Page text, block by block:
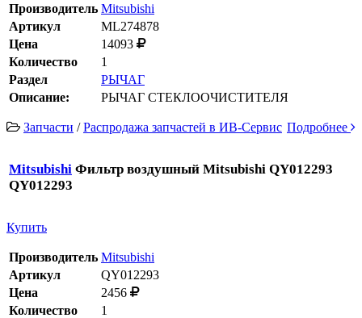
Производитель Mitsubishi
Артикул
ML274878
Цена
14093
Количество
1
Раздел
РЫЧАГ
Описание:
РЫЧАГ СТЕКЛООЧИСТИТЕЛЯ
Запчасти /Распродажа запчастей в ИВ-Сервис Подробнее
Mitsubishi Фильтр воздушный Mitsubishi QY012293
QY012293
Купить
Производитель Mitsubishi
Артикул
QY012293
Цена
2456
Количество
1